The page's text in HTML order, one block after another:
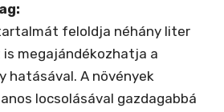
feloldja néhány liter
megajándékozhatja a
hatásával. A növények
locsolásával gazdagabbá